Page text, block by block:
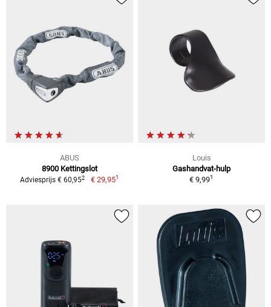
ABUS
8900 Kettingslot
Adviesprijs € 60,952 € 29,951
Louis
Gashandvat-hulp
€ 9,991